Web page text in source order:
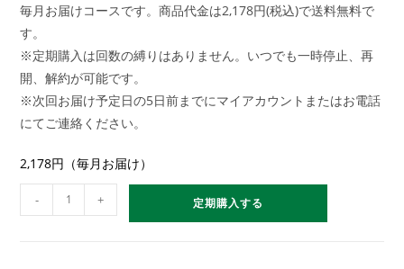
毎月お届けコースです。商品代金は2,178円(税込)で送料無料で
す。
※定期購入は回数の縛りはありません。いつでも一時停止、再
開、解約が可能です。
※次回お届け予定日の5日前までにマイアカウントまたはお電話
にてご連絡ください。
2,178円（毎月お届け）
- + 定期購入する